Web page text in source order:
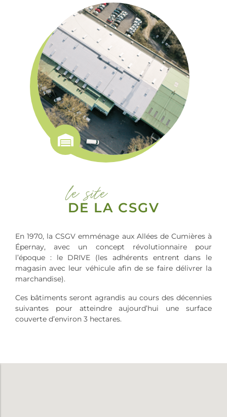
le site
DE LA CSGV
En 1970, la CSGV emménage aux Allées de Cumières à
Épernay, avec un concept révolutionnaire pour
l’époque : le DRIVE (les adhérents entrent dans le
magasin avec leur véhicule afin de se faire délivrer la
marchandise).
Ces bâtiments seront agrandis au cours des décennies
suivantes pour atteindre aujourd’hui une surface
couverte d’environ 3 hectares.